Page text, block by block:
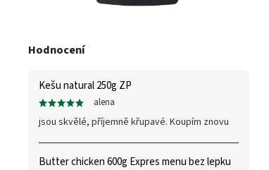
Hodnocení
Kešu natural 250g ZP
alena
jsou skvělé, příjemně křupavé. Koupím znovu
Butter chicken 600g Expres menu bez lepku